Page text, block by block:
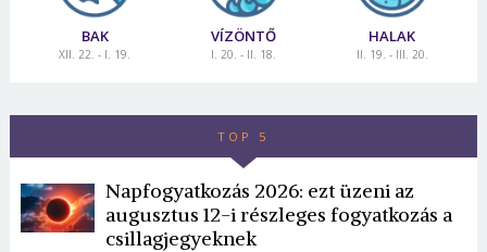
BAK
XII. 22. - I. 19.
VÍZÖNTŐ
I. 20. - II. 18.
HALAK
II. 19. - III. 20.
TOP 5
Napfogyatkozás 2026: ezt üzeni az
augusztus 12-i részleges fogyatkozás a
csillagjegyeknek